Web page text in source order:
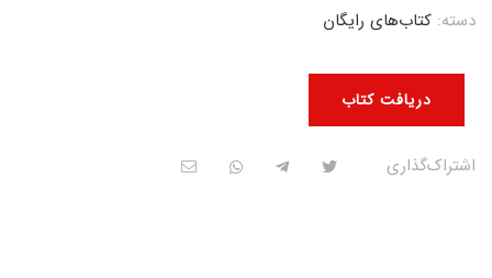
دریافت کتاب
دسته: کتاب‌های رایگان
اشتراک‌گذاری